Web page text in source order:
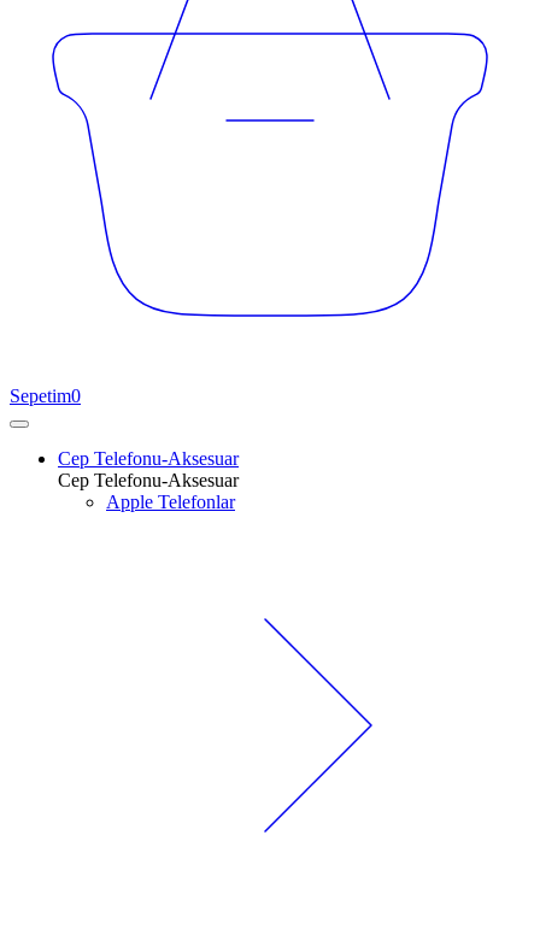
Sepetim0
Cep Telefonu-Aksesuar
Cep Telefonu-Aksesuar
Apple Telefonlar